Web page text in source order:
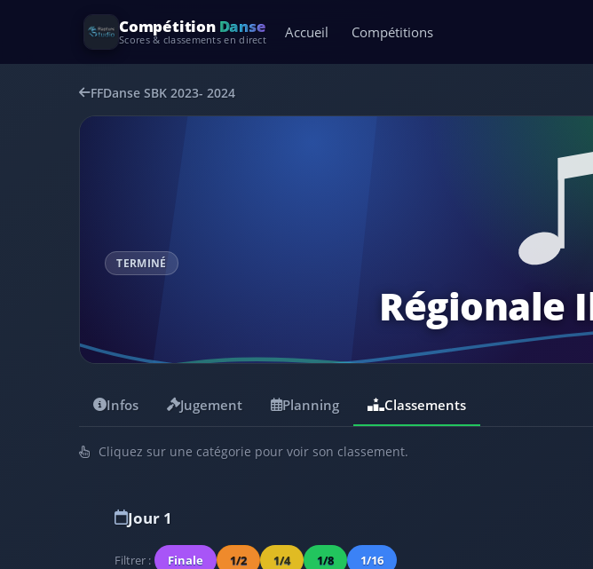
Compétition Danse
Scores & classements en direct Accueil Compétitions
FFDanse SBK 2023- 2024
TERMINÉ
Régionale
Infos Jugement Planning Classements
Cliquez sur une catégorie pour voir son classement.
Jour 1
Filtrer : Finale 1/2 1/4 1/8 1/16